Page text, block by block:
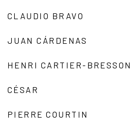
CLAUDIO BRAVO
JUAN CÁRDENAS
HENRI CARTIER-BRESSON
CÉSAR
PIERRE COURTIN